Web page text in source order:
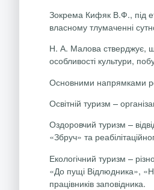
Зокрема Кифяк В.Ф., під
власному тлумаченні
Н. А. Малова стверджує,
особливості культури,
Основними напрямками
Освітній туризм –
Оздоровчий туризм –
«Збруч» та
Екологічний туризм –
«До пущі Відлюдника»,
працівників заповідника.